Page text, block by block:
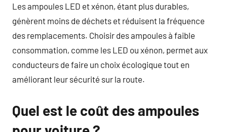
Les ampoules LED et xénon, étant plus durables,
génèrent moins de déchets et réduisent la fréquence
des remplacements. Choisir des ampoules à faible
consommation, comme les LED ou xénon, permet aux
conducteurs de faire un choix écologique tout en
améliorant leur sécurité sur la route.
Quel est le coût des ampoules